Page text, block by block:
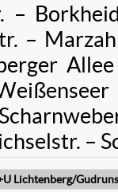
–
–
–
Lichtenberg/